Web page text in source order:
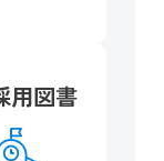
用図書